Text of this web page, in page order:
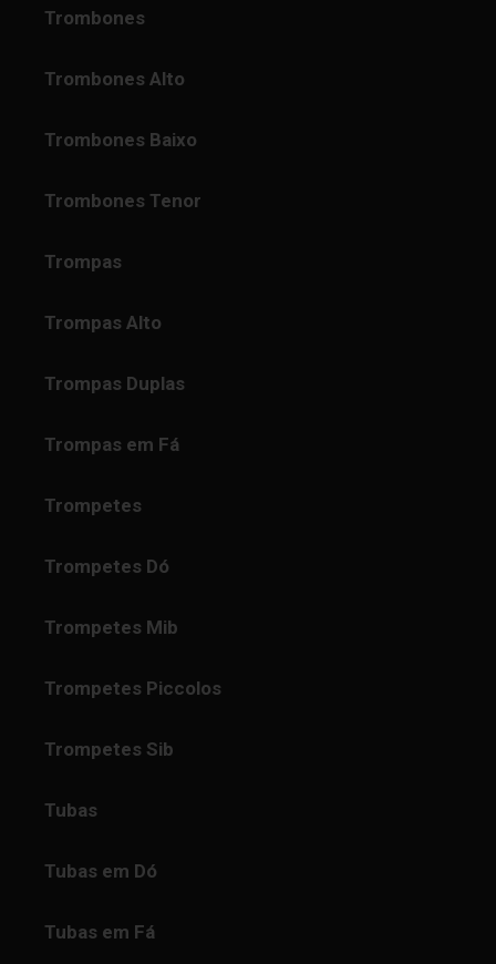
Trombones
Trombones Alto
Trombones Baixo
Trombones Tenor
Trompas
Trompas Alto
Trompas Duplas
Trompas em Fá
Trompetes
Trompetes Dó
Trompetes Mib
Trompetes Piccolos
Trompetes Sib
Tubas
Tubas em Dó
Tubas em Fá